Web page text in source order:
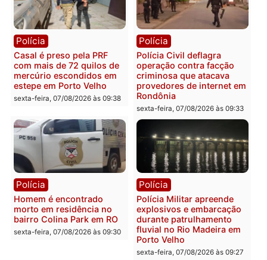
Polícia
2 MILHÕES – Unnesa
apresenta documentos
que comprovam
transparência e legalidade
na operação alvo da PF
sexta-feira, 07/08/2026 às 12:24
Polícia
Polícia Federal apreende
400 quilos de drogas e
prende motorista em RO
sexta-feira, 07/08/2026 às
Polícia
Casal é preso pela PRF
com mais de 72 quilos de
mercúrio escondidos em
estepe em Porto Velho
Polícia
Polícia Civil deflagra
operação contra facção
criminosa que atacava
provedores de internet
Rondônia
sexta-feira, 07/08/2026 às